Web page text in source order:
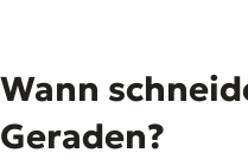
Wann
Geraden?